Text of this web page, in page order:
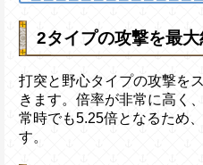
2タイプの攻撃を最
打突と野心タイプの攻撃を
きます。倍率が非常に高く
常時でも5.25倍となるため
す。